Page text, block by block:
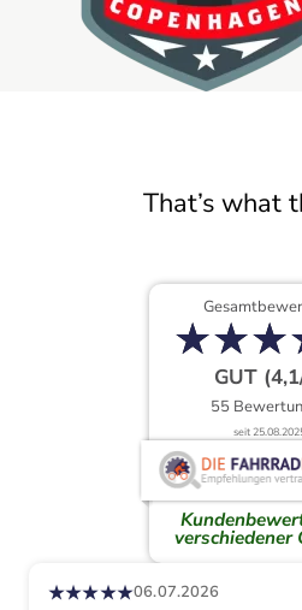
That’s what
★★★
★★★
GUT
55
seit
verschiedener
★★★★★06.07.2026